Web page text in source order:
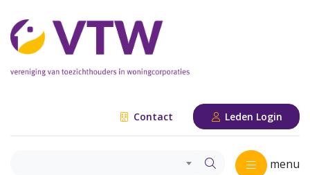
Contact Leden Login
menu